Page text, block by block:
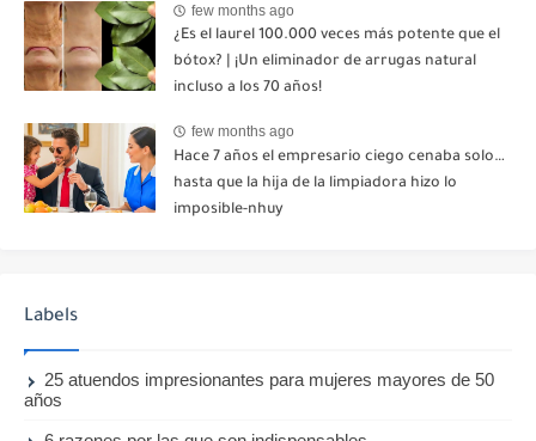
un mensaje: "Hemos decidido cortar todo
contacto. Aléjate para siempre"-nhuy
few months ago
¿Es el laurel 100.000 veces más potente que el
bótox? | ¡Un eliminador de arrugas natural
incluso a los 70 años!
few months ago
Hace 7 años el empresario ciego cenaba solo…
hasta que la hija de la limpiadora hizo lo
imposible-nhuy
Labels
25 atuendos impresionantes para mujeres mayores de 50
años